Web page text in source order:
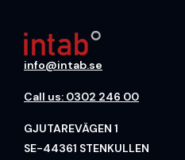
info@intab.se
Call us: 0302 246 00
GJUTAREVÄGEN 1
SE-44361 STENKULLEN